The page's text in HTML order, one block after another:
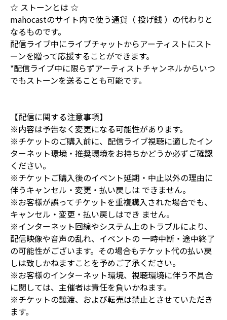
☆ ストーンとは ☆
mahocastのサイト内で使う通貨（ 投げ銭 ）の代わりと
なるものです。
配信ライブ中にライブチャットからアーティストにスト
ーンを贈って応援することができます。
*配信ライブ中に限らずアーティストチャンネルからいつ
でもストーンを送ることも可能です。
【配信に関する注意事項】
※内容は予告なく変更になる可能性があります。
※チケットのご購入前に、配信ライブ視聴に適したイン
ターネット環境・推奨環境をお持ちかどうか必ずご確認
ください。
※チケットご購入後のイベント延期・中止以外の理由に
伴うキャンセル・変更・払い戻しは できません。
※お客様が誤ってチケットを重複購入された場合でも、
キャンセル・変更・払い戻しはでき ません。
※インターネット回線やシステム上のトラブルにより、
配信映像や音声の乱れ、イベントの 一時中断・途中終了
の可能性がございます。その場合もチケット代の払い戻
しは致しかねますことを予めご了承ください。
※お客様のインターネット環境、視聴環境に伴う不具合
に関しては、主催者は責任を負いかねます。
※チケットの譲渡、および転売は禁止とさせていただき
ます。